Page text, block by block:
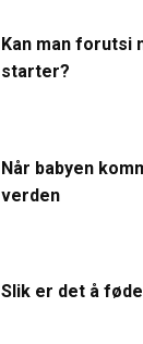
Kan man forutsi
starter?
Når babyen
verden
Slik er det å